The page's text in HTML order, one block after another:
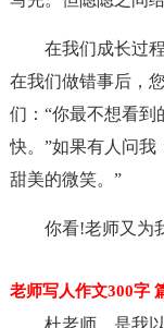
在我们成长过
在我们做错事后，
们：“你最不想看到
快。”如果有人问我
甜美的微笑。”
你看!老师又为
老师写人作文300字
杜老师，是我